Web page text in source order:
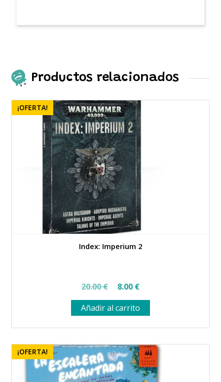
Productos relacionados
Index: Imperium 2
¡OFERTA!
20.00€
El
precio
original
era:
20.00 €.
8.00 €El
precio
actual
es:
8.00 €.
Añadir al carrito
¡OFERTA!